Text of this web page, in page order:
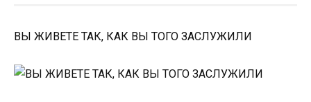
ВЫ ЖИВЕТЕ ТАК, КАК ВЫ ТОГО ЗАСЛУЖИЛИ